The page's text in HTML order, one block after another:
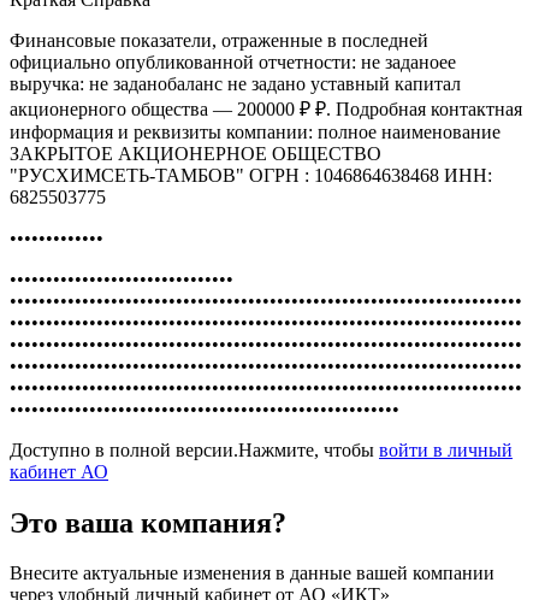
Финансовые показатели, отраженные в последней
официально опубликованной отчетности: не заданоее
выручка: не заданобаланс не задано уставный капитал
акционерного общества — 200000 ₽ ₽. Подробная контактная
информация и реквизиты компании: полное наименование
ЗАКРЫТОЕ АКЦИОНЕРНОЕ ОБЩЕСТВО
"РУСХИМСЕТЬ-ТАМБОВ" ОГРН : 1046864638468 ИНН:
6825503775
•••••••••••••
•••••••••••••••••••••••••••••••
•••••••••••••••••••••••••••••••••••••••••••••••••••••••••••••••••••••••
•••••••••••••••••••••••••••••••••••••••••••••••••••••••••••••••••••••••
•••••••••••••••••••••••••••••••••••••••••••••••••••••••••••••••••••••••
•••••••••••••••••••••••••••••••••••••••••••••••••••••••••••••••••••••••
•••••••••••••••••••••••••••••••••••••••••••••••••••••••••••••••••••••••
••••••••••••••••••••••••••••••••••••••••••••••••••••••
Доступно в полной версии.Нажмите, чтобы войти в личный
кабинет АО
Это ваша компания?
Внесите актуальные изменения в данные вашей компании
через удобный личный кабинет от АО «ИКТ»